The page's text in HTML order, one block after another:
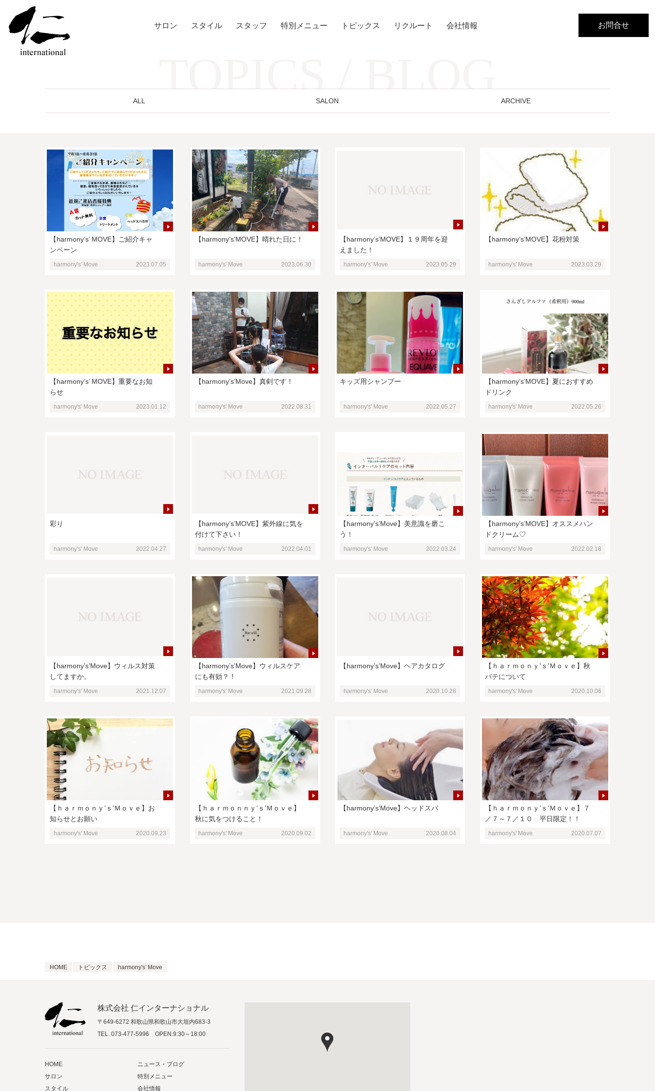
サロン スタイル スタッフ 特別メニュー トピックス リクルート 会社情報 お問合せ
TOPICS / BLOG
ALL SALON ARCHIVE
【harmony’s’ MOVE】ご紹介キャ
ンペーン
harmony's' Move 2023.07.05
【harmony’s’MOVE】晴れた日に！
harmony's' Move 2023.06.30
【harmony’s’MOVE】１９周年を迎
えました！
harmony's' Move 2023.05.29
【harmony’s’MOVE】花粉対策
harmony's' Move 2023.03.29
【harmony’s’ MOVE】重要なお知
らせ
harmony's' Move 2023.01.12
【harmony’s’Move】真剣です！
harmony's' Move 2022.08.31
キッズ用シャンプー
harmony's' Move 2022.05.27
【harmony’s’MOVE】夏におすすめ
ドリンク
harmony's' Move 2022.05.26
彩り
harmony's' Move 2022.04.27
【harmony’s’MOVE】紫外線に気を
付けて下さい！
harmony's' Move 2022.04.01
【harmony’s’Move】美意識を磨こ
う！
harmony's' Move 2022.03.24
【harmony’s’MOVE】オススメハン
ドクリーム♡
harmony's' Move 2022.02.18
【harmony’s’Move】ウィルス対策
してますか。
harmony's' Move 2021.12.07
【harmony’s’Move】ウィルスケア
にも有効？！
harmony's' Move 2021.09.28
【harmony’s’Move】ヘアカタログ
harmony's' Move 2020.10.28
【ｈａｒｍｏｎｙ’ｓ’Ｍｏｖｅ】秋
バテについて
harmony's' Move 2020.10.06
【ｈａｒｍｏｎｙ’ｓ’Ｍｏｖｅ】お
知らせとお願い
harmony's' Move 2020.09.23
【ｈａｒｍｏｎｎｙ’ｓ’Ｍｏｖｅ】
秋に気をつけること！
harmony's' Move 2020.09.02
【harmony’s’Move】ヘッドスパ
harmony's' Move 2020.08.04
【ｈａｒｍｏｎｙ’ｓ’Ｍｏｖｅ】７
／７～７／１０ 平日限定！！
harmony's' Move 2020.07.07
HOME トピックス harmony's' Move
株式会社 仁インターナショナル
〒649-6272 和歌山県和歌山市大垣内683-3
TEL.073-477-5996 OPEN.9:30～18:00
HOME
ニュース・ブログ
サロン
特別メニュー
スタイル
会社情報